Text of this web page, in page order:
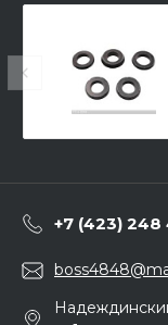
+7 (423) 248